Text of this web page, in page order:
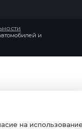
и
на